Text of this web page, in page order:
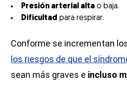
Presión arterial alta o baja.
Dificultad para respirar.
Conforme se incrementan
los riesgos de que el
sean más graves e incluso